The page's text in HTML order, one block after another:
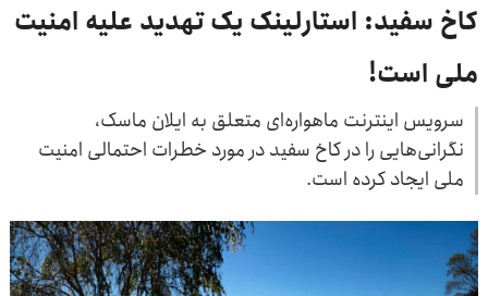
کاخ سفید: استارلینک یک تهدید علیه امنیت
ملی است!
سرویس اینترنت ماهواره‌ای متعلق به ایلان ماسک،
نگرانی‌هایی را در کاخ سفید در مورد خطرات احتمالی امنیت
ملی ایجاد کرده است.